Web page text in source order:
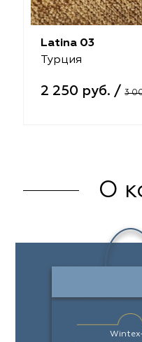
Latina 03
Турция
2 250 руб. /3
О